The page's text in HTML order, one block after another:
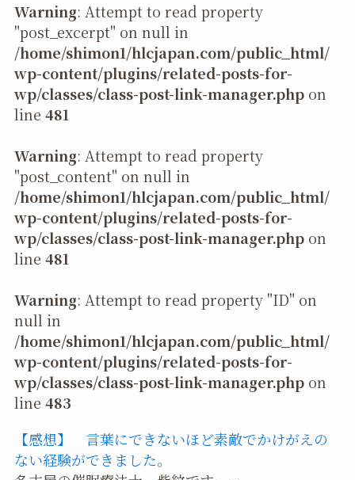
Warning: Attempt to read property
"post_excerpt" on null in
/home/shimon1/hlcjapan.com/public_html/
wp-content/plugins/related-posts-for-
wp/classes/class-post-link-manager.phpon
line 481
Warning: Attempt to read property
"post_content" on null in
/home/shimon1/hlcjapan.com/public_html/
wp-content/plugins/related-posts-for-
wp/classes/class-post-link-manager.phpon
line 481
Warning: Attempt to read property "ID" on
null in
/home/shimon1/hlcjapan.com/public_html/
wp-content/plugins/related-posts-for-
wp/classes/class-post-link-manager.phpon
line 483
【感想】 言葉にできないほど素敵でかけがえの
ない経験ができました。